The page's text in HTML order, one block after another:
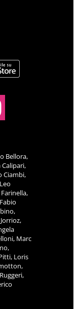
Bellora,
Ciambi,
Marc
Loris